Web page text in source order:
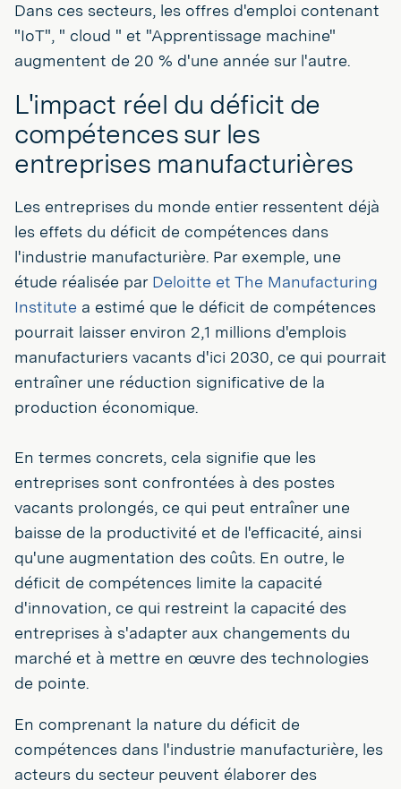
Dans ces secteurs, les offres d'emploi contenant
"IoT", " cloud " et "Apprentissage machine"
augmentent de 20 % d'une année sur l'autre.
L'impact réel du déficit de
compétences sur les
entreprises manufacturières
Les entreprises du monde entier ressentent déjà
les effets du déficit de compétences dans
l'industrie manufacturière. Par exemple, une
étude réalisée par Deloitte et The Manufacturing
Institute a estimé que le déficit de compétences
pourrait laisser environ 2,1 millions d'emplois
manufacturiers vacants d'ici 2030, ce qui pourrait
entraîner une réduction significative de la
production économique.
En termes concrets, cela signifie que les
entreprises sont confrontées à des postes
vacants prolongés, ce qui peut entraîner une
baisse de la productivité et de l'efficacité, ainsi
qu'une augmentation des coûts. En outre, le
déficit de compétences limite la capacité
d'innovation, ce qui restreint la capacité des
entreprises à s'adapter aux changements du
marché et à mettre en œuvre des technologies
de pointe.
En comprenant la nature du déficit de
compétences dans l'industrie manufacturière, les
acteurs du secteur peuvent élaborer des